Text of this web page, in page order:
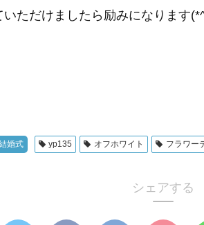
ただけましたら励みになります
婚式 yp135 オフホワイト フラワー
シェアする